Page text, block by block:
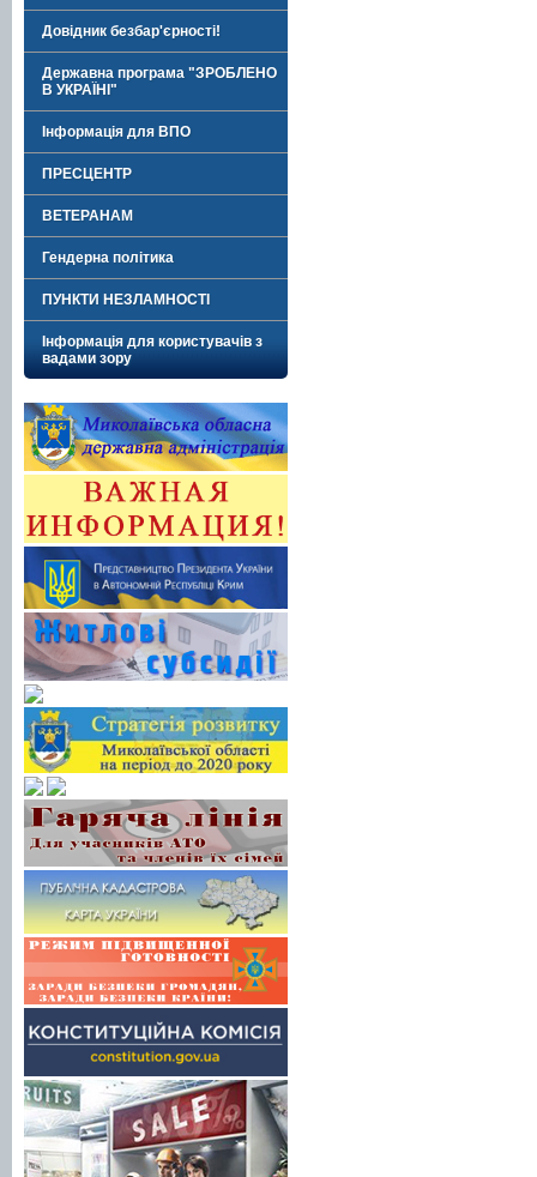
Довідник безбар'єрності!
Державна програма "ЗРОБЛЕНО
В УКРАЇНІ"
Інформація для ВПО
ПРЕСЦЕНТР
ВЕТЕРАНАМ
Гендерна політика
ПУНКТИ НЕЗЛАМНОСТІ
Інформація для користувачів з
вадами зору